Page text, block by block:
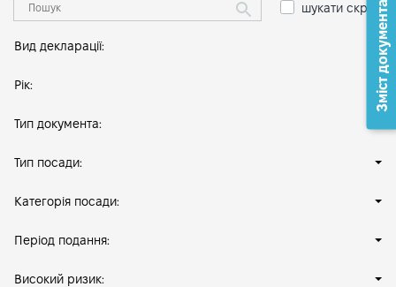
шукати скрізь
Вид декларації:
Рік:
Тип документа:
Тип посади:
Категорія посади:
Період подання:
Високий ризик:
Зміст документа